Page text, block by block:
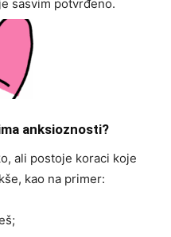
sasvim potvrđeno.
anksioznosti?
ali postoje koraci koje
kao na primer: